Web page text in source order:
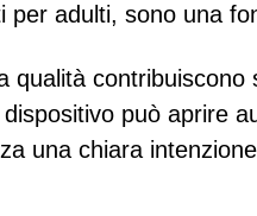
adulti, sono una
qualità contribuiscono
può aprire
una chiara